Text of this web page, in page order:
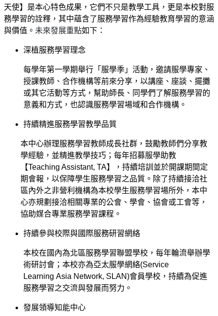
天使】是本心特色成果，它們不只是教學工具，更是本校對服
務學習的詮釋，其中蘊含了服務學習作為經驗教育學習的意涵
與價值。 未來發展重點如下：
深植服務學習理念
每學年第一學期舉行「服學季」活動，邀請服學專家、
授課教師、合作機構等前來分享，以講座、座談、擺攤
或其它活動等方式，幫助師長、同學們了解服務學習的
意義和方式，也認識服務學習場域和合作機構。
持續精進服務學習教學品質
本中心辦理服務學習教師成長社群，鼓勵教師們分享教
學經驗，並精進教學技巧；每年招募服學助教
【Teaching Assistant, TA】，持續培訓並於開課期間定
期會報，以保障學生服務學習之品質。 除了持續接洽社
區內外之非營利機構為本校學生服務學習場所外，本中
心亦規劃接洽相關專業的公會、學會、協會或工會等，
協助媒合專業服務學習課程。
持續參與校際與國際服務研習網絡
本校在國內為北區服務學習聯盟學校，每年輪流舉辦學
術研討會；本校亦為亞太服學網絡(Service
Learning Asia Network, SLAN)會員學校，持續為促進
服務學習之交流與發展而努力。
發展領導知能中心